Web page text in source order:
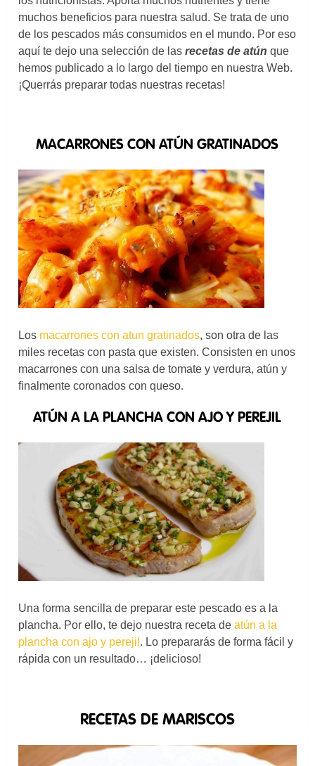
muchos beneficios para nuestra salud. Se trata de uno
de los pescados más consumidos en el mundo. Por eso
aquí te dejo una selección de lasrecetas de atún que
hemos publicado a lo largo del tiempo en nuestra Web.
¡Querrás preparar todas nuestras recetas!
MACARRONES CON ATÚN GRATINADOS
Los macarrones con atun gratinados, son otra de las
miles recetas con pasta que existen. Consisten en unos
macarrones con una salsa de tomate y verdura, atún y
finalmente coronados con queso.
ATÚN A LA PLANCHA CON AJO Y PEREJIL
Una forma sencilla de preparar este pescado es a la
plancha. Por ello, te dejo nuestra receta deatún a la
plancha con ajo y perejil . Lo prepararás de forma fácil y
rápida con un resultado… ¡delicioso!
RECETAS DE MARISCOS